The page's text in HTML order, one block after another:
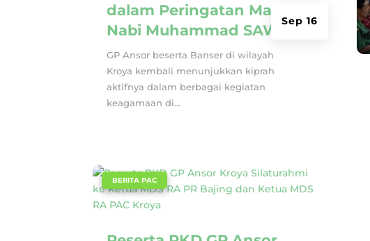
dalam Peringatan Maulid
Nabi Muhammad SAW
Sep 16
GP Ansor beserta Banser di wilayah
Kroya kembali menunjukkan kiprah
aktifnya dalam berbagai kegiatan
keagamaan di...
BERITA PAC